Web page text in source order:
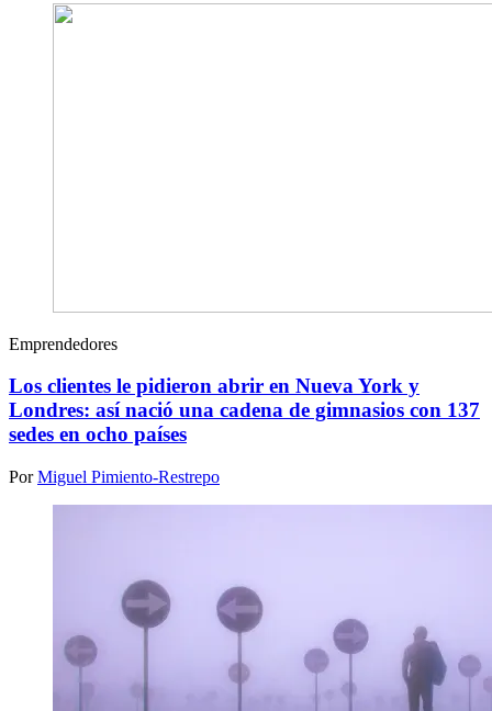
Emprendedores
Los clientes le pidieron abrir en Nueva York y
Londres: así nació una cadena de gimnasios con 137
sedes en ocho países
PorMiguel Pimiento-Restrepo